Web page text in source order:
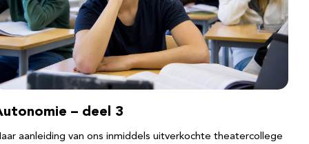
– deel 3
aanleiding van ons inmiddels uitverkochte theatercollege